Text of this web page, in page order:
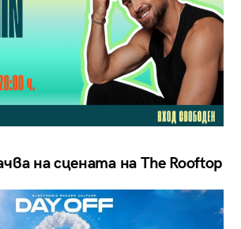
на сцената на The Rooftop